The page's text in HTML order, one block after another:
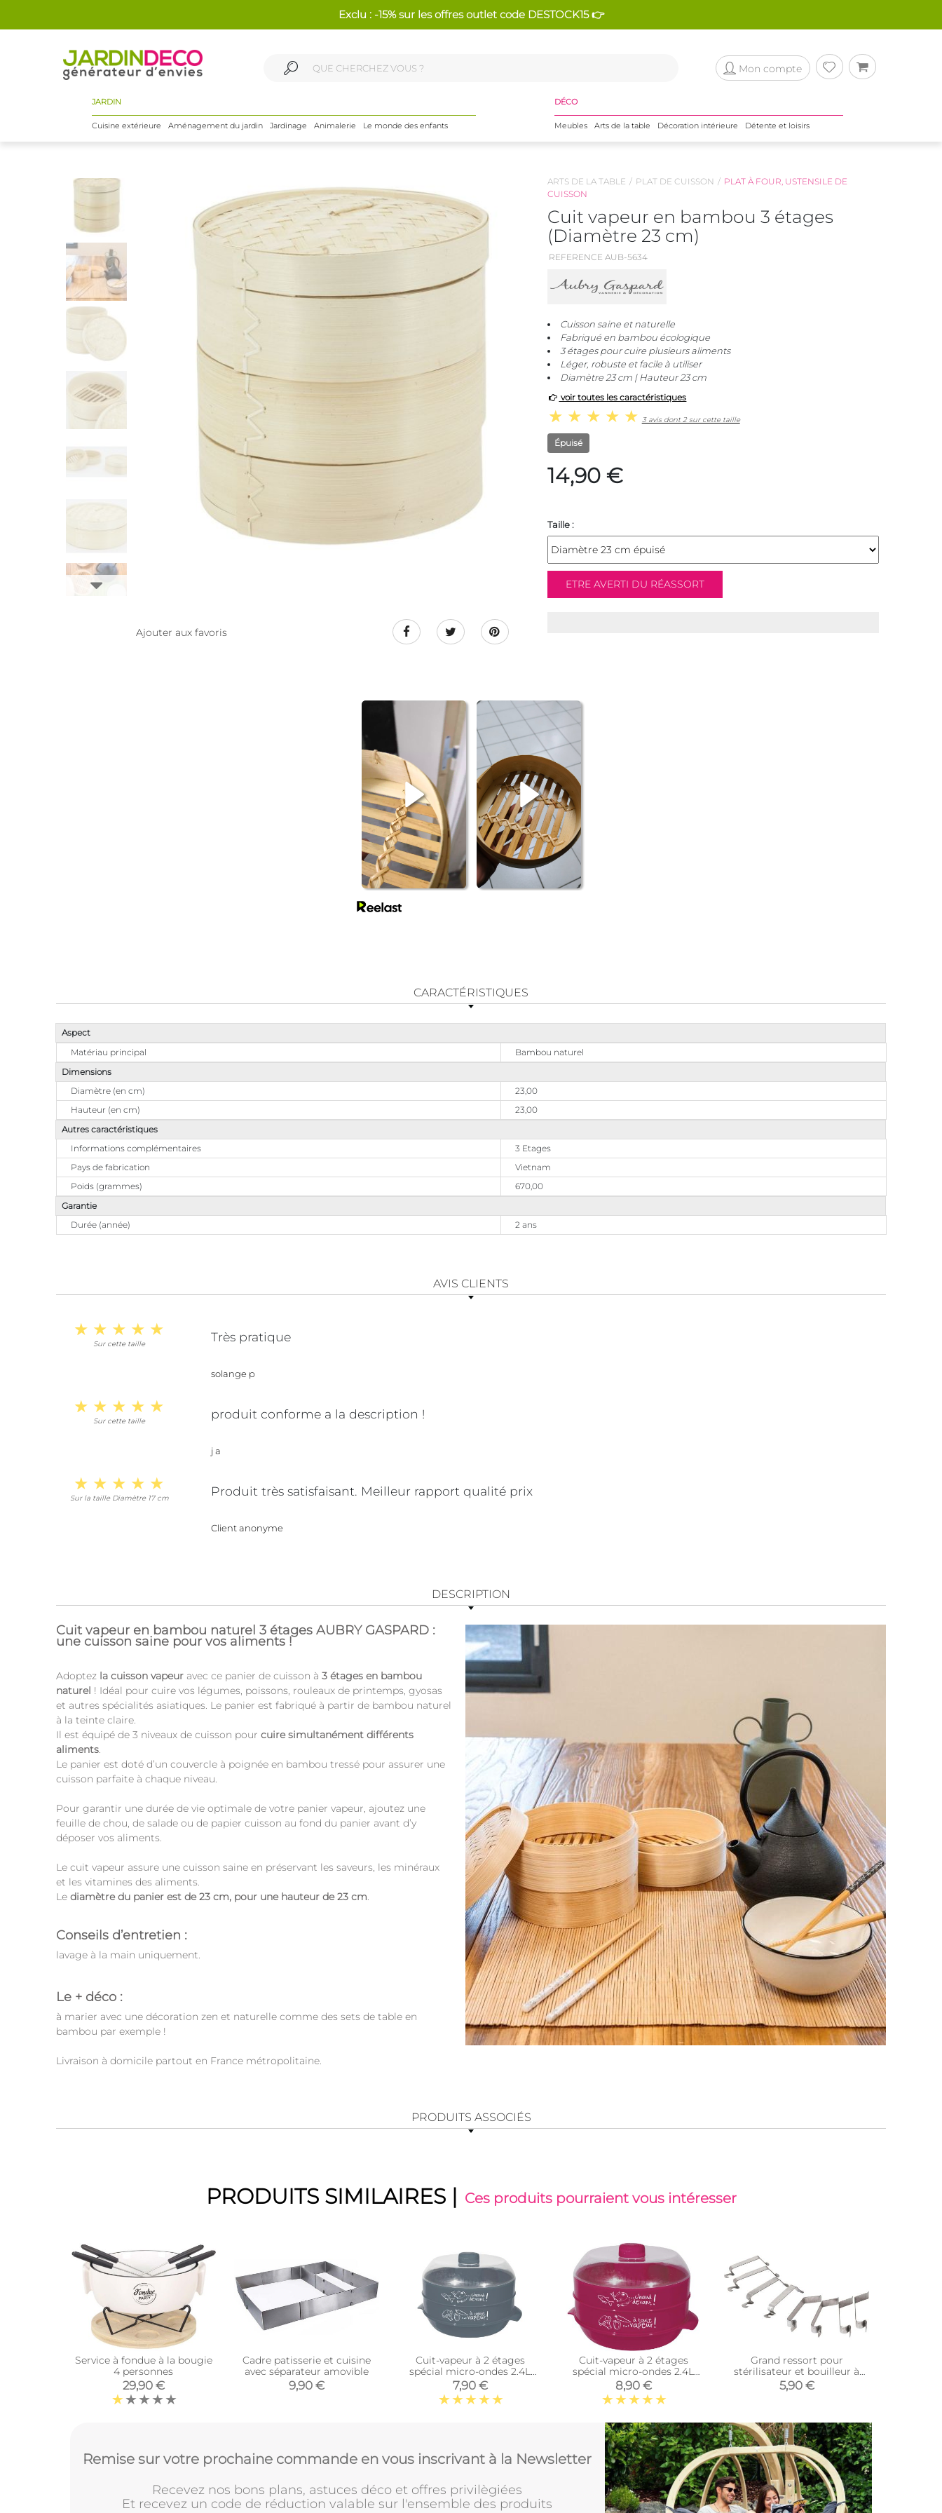
Exclu : -15% sur les offres outlet code DESTOCK15 👉
Mon compte
JARDIN
Cuisine extérieure Aménagement du jardin Jardinage Animalerie Le monde des enfants
DÉCO
Meubles Arts de la table Décoration intérieure Détente et loisirs
Ajouter aux favoris
ARTS DE LA TABLE PLAT DE CUISSON
PLAT À FOUR, USTENSILE DE
CUISSON
Cuit vapeur en bambou 3 étages
(Diamètre 23 cm)
REFERENCE AUB-5634
Cuisson saine et naturelle
Fabriqué en bambou écologique
3 étages pour cuire plusieurs aliments
Léger, robuste et facile à utiliser
Diamètre 23 cm | Hauteur 23 cm
voir toutes les caractéristiques
3 avis dont 2 sur cette taille
Épuisé
14,90 €
Taille :
CARACTÉRISTIQUES
Aspect
Matériau principal
Bambou naturel
Dimensions
Diamètre (en cm)
23,00
Hauteur (en cm)
23,00
Autres caractéristiques
Informations complémentaires
3 Etages
Pays de fabrication
Vietnam
Poids (grammes)
670,00
Garantie
Durée (année)
2 ans
AVIS CLIENTS
Sur cette taille Très pratique
solange p
Sur cette taille produit conforme a la description !
j a
Sur la taille Diamètre 17 cm Produit très satisfaisant. Meilleur rapport qualité prix
Client anonyme
DESCRIPTION
Cuit vapeur en bambou naturel 3 étages AUBRY GASPARD :
une cuisson saine pour vos aliments !
Adoptez la cuisson vapeur avec ce panier de cuisson à 3 étages en bambou
naturel ! Idéal pour cuire vos légumes, poissons, rouleaux de printemps, gyosas
et autres spécialités asiatiques. Le panier est fabriqué à partir de bambou naturel
à la teinte claire.
Il est équipé de 3 niveaux de cuisson pour cuire simultanément différents
aliments.
Le panier est doté d’un couvercle à poignée en bambou tressé pour assurer une
cuisson parfaite à chaque niveau.
Pour garantir une durée de vie optimale de votre panier vapeur, ajoutez une
feuille de chou, de salade ou de papier cuisson au fond du panier avant d’y
déposer vos aliments.
Le cuit vapeur assure une cuisson saine en préservant les saveurs, les minéraux
et les vitamines des aliments.
Le diamètre du panier est de 23 cm, pour une hauteur de 23 cm.
Conseils d’entretien :
lavage à la main uniquement.
Le + déco :
à marier avec une décoration zen et naturelle comme des sets de table en
bambou par exemple !
Livraison à domicile partout en France métropolitaine.
PRODUITS ASSOCIÉS
PRODUITS SIMILAIRES | Ces produits pourraient vous intéresser
Service à fondue à la bougie
4 personnes
29,90 €
Cadre patisserie et cuisine
avec séparateur amovible
9,90 €
Cuit-vapeur à 2 étages
spécial micro-ondes 2.4L
(Gris anthracite)
7,90 €
Cuit-vapeur à 2 étages
spécial micro-ondes 2.4L
(Fuschia)
8,90 €
Grand ressort pour
stérilisateur et bouilleur à
bocaux (Lot de 8)
5,90 €
Remise sur votre prochaine commande en vous inscrivant à la Newsletter
Recevez nos bons plans, astuces déco et offres privilègiées
Et recevez un code de réduction valable sur l'ensemble des produits